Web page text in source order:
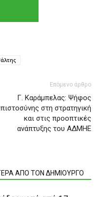
Επόμενο άρθρο
Γ. Καράμπελας: Ψήφος
στη στρατηγική
και στις προοπτικές
ανάπτυξης του ΑΔΜΗΕ
ΑΠΟ ΤΟΝ ΔΗΜΙΟΥΡΓΟ